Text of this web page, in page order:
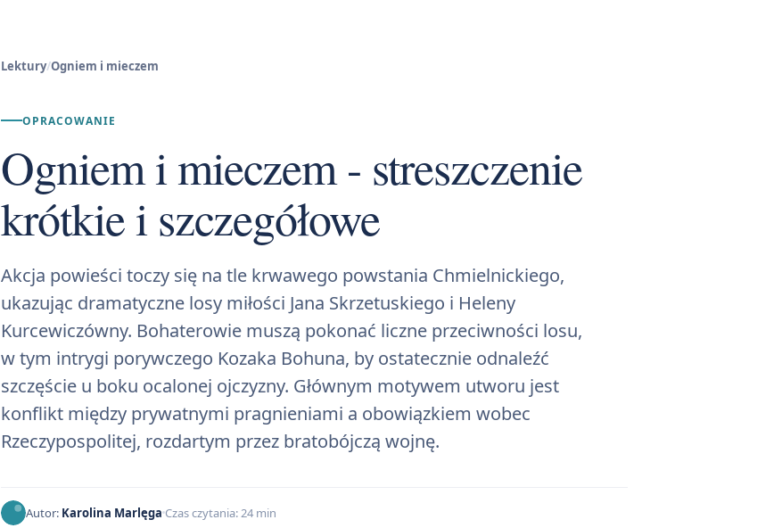
Lektury/Ogniem i mieczem
OPRACOWANIE
Ogniem i mieczem - streszczenie
krótkie i szczegółowe
Akcja powieści toczy się na tle krwawego powstania Chmielnickiego,
ukazując dramatyczne losy miłości Jana Skrzetuskiego i Heleny
Kurcewiczówny. Bohaterowie muszą pokonać liczne przeciwności losu,
w tym intrygi porywczego Kozaka Bohuna, by ostatecznie odnaleźć
szczęście u boku ocalonej ojczyzny. Głównym motywem utworu jest
konflikt między prywatnymi pragnieniami a obowiązkiem wobec
Rzeczypospolitej, rozdartym przez bratobójczą wojnę.
Autor: Karolina Marlęga Czas czytania: 24 min